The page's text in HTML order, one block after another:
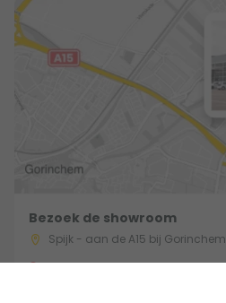
Bezoek de showroom
Spijk - aan de A15 bij Gorinchem